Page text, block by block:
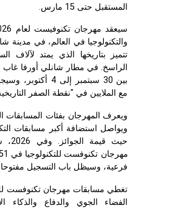
المستقبل حتى 15 مارس.
والتكنولوجيا في العالم، في مدينة
تتميز بتاريخها الذي يمتد لآلاف
الراسخ. في مطار شانلي أورفا غاب
بين 30 سبتمبر إلى 4
مع الملايين في "نقطة الصفر
ويعرف المهرجان بفئات المسابقات
ويواصل استضافة أكبر مسابقات
حيث قيمة
فرعية، وسيظل باب التسجيل مفتوحا حتى 15
تغطي مسابقات مهرجان تكنوفست
الفضاء الجوي والدفاع والذكاء